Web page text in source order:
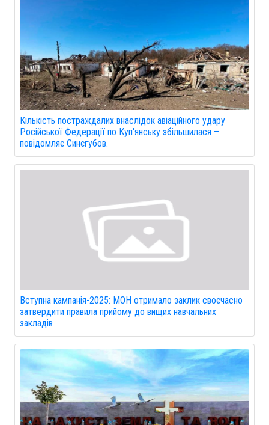
Кількість постраждалих внаслідок авіаційного удару
Російської Федерації по Куп'янську збільшилася –
повідомляє Синєгубов.
Вступна кампанія-2025: МОН отримало заклик своєчасно
затвердити правила прийому до вищих навчальних
закладів